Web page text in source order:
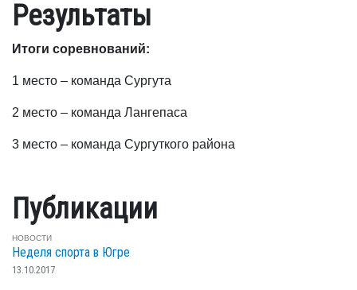
Результаты
Итоги соревнований:
1 место – команда Сургута
2 место – команда Лангепаса
3 место – команда Сургуткого района
Публикации
НОВОСТИ
Неделя спорта в Югре
13.10.2017